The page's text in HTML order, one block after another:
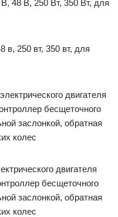
в, 250 вт, 350 вт, для
двигателя
бесщеточного
заслонкой, обратная
колес